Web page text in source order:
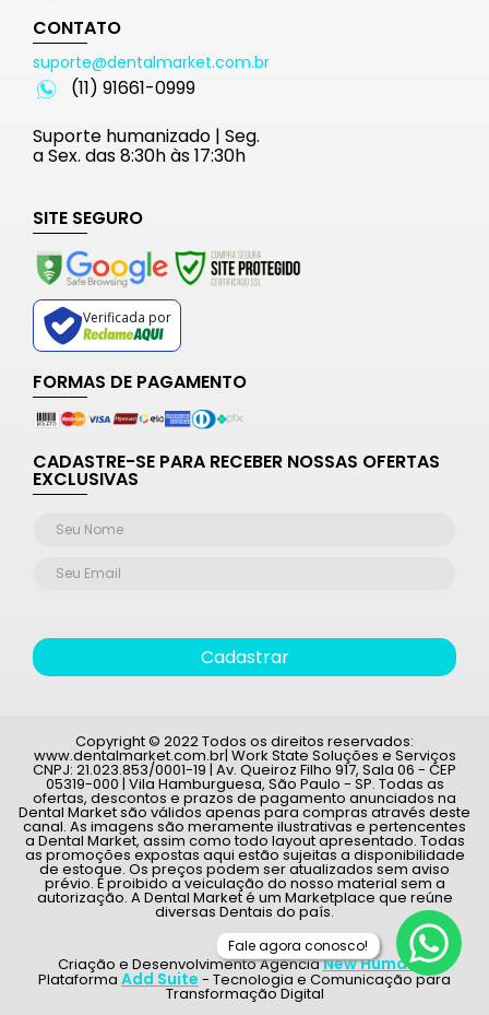
CONTATO
suporte@dentalmarket.com.br
(11) 91661-0999
Suporte humanizado | Seg.
a Sex. das 8:30h às 17:30h
SITE SEGURO
Verificada por
FORMAS DE PAGAMENTO
CADASTRE-SE PARA RECEBER NOSSAS OFERTAS
EXCLUSIVAS
Cadastrar
Copyright © 2022 Todos os direitos reservados:
www.dentalmarket.com.br| Work State Soluções e Serviços
CNPJ: 21.023.853/0001-19 | Av. Queiroz Filho 917, Sala 06 - CEP
05319-000 | Vila Hamburguesa, São Paulo - SP. Todas as
ofertas, descontos e prazos de pagamento anunciados na
Dental Market são válidos apenas para compras através deste
canal. As imagens são meramente ilustrativas e pertencentes
a Dental Market, assim como todo layout apresentado. Todas
as promoções expostas aqui estão sujeitas a disponibilidade
de estoque. Os preços podem ser atualizados sem aviso
prévio. É proibido a veiculação do nosso material sem a
autorização. A Dental Market é um Marketplace que reúne
diversas Dentais do país.
Criação e Desenvolvimento AgênciaNew Humans|
Plataforma Add Suite - Tecnologia e Comunicação para
Transformação Digital
Fale agora conosco!